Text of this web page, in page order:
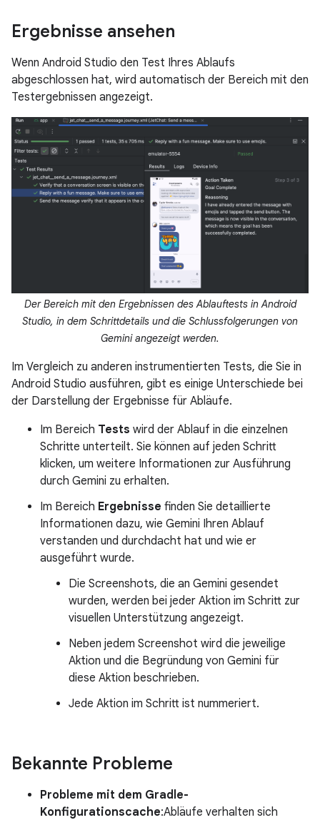
Ergebnisse ansehen
Wenn Android Studio den Test Ihres Ablaufs
abgeschlossen hat, wird automatisch der Bereich mit den
Testergebnissen angezeigt.
Der Bereich mit den Ergebnissen des Ablauftests in Android
Studio, in dem Schrittdetails und die Schlussfolgerungen von
Gemini angezeigt werden.
Im Vergleich zu anderen instrumentierten Tests, die Sie in
Android Studio ausführen, gibt es einige Unterschiede bei
der Darstellung der Ergebnisse für Abläufe.
Im Bereich Tests wird der Ablauf in die einzelnen
Schritte unterteilt. Sie können auf jeden Schritt
klicken, um weitere Informationen zur Ausführung
durch Gemini zu erhalten.
Im Bereich Ergebnisse finden Sie detaillierte
Informationen dazu, wie Gemini Ihren Ablauf
verstanden und durchdacht hat und wie er
ausgeführt wurde.
Die Screenshots, die an Gemini gesendet
wurden, werden bei jeder Aktion im Schritt zur
visuellen Unterstützung angezeigt.
Neben jedem Screenshot wird die jeweilige
Aktion und die Begründung von Gemini für
diese Aktion beschrieben.
Jede Aktion im Schritt ist nummeriert.
Bekannte Probleme
Probleme mit dem Gradle-
Konfigurationscache:Abläufe verhalten sich